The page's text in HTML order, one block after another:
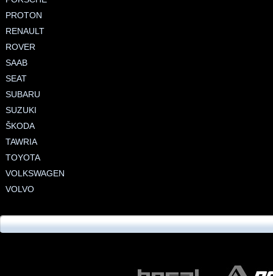
PROTON
RENAULT
ROVER
SAAB
SEAT
SUBARU
SUZUKI
ŠKODA
TAWRIA
TOYOTA
VOLKSWAGEN
VOLVO